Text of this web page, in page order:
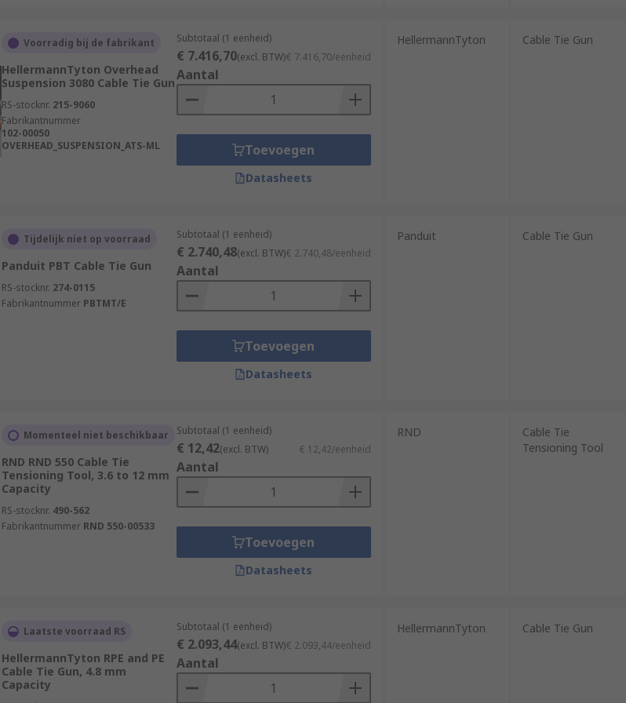
Voorradig bij de fabrikant
HellermannTyton Overhead
Suspension 3080 Cable Tie Gun
RS-stocknr. 215-9060
Fabrikantnummer
102-00050
OVERHEAD_SUSPENSION_ATS-ML
Subtotaal (1 eenheid)
€ 7.416,70(excl. BTW)€ 7.416,70/eenheid
Aantal
Toevoegen
Datasheets
HellermannTyton Cable Tie Gun
Tijdelijk niet op voorraad
Panduit PBT Cable Tie Gun
RS-stocknr. 274-0115
Fabrikantnummer PBTMT/E
Subtotaal (1 eenheid)
€ 2.740,48(excl. BTW)€ 2.740,48/eenheid
Aantal
Toevoegen
Datasheets
Panduit Cable Tie Gun
Momenteel niet beschikbaar
RND RND 550 Cable Tie
Tensioning Tool, 3.6 to 12 mm
Capacity
RS-stocknr. 490-562
Fabrikantnummer RND 550-00533
Subtotaal (1 eenheid)
€ 12,42(excl. BTW) € 12,42/eenheid
Aantal
Toevoegen
Datasheets
RND
Cable Tie
Tensioning Tool
Laatste voorraad RS
HellermannTyton RPE and PE
Cable Tie Gun, 4.8 mm
Capacity
Subtotaal (1 eenheid)
€ 2.093,44(excl. BTW)€ 2.093,44/eenheid
Aantal
HellermannTyton Cable Tie Gun